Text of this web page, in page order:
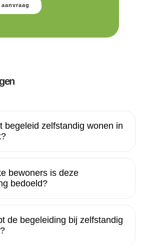
begeleid zelfstandig wonen in
bewoners is deze
bedoeld?
de begeleiding bij zelfstandig